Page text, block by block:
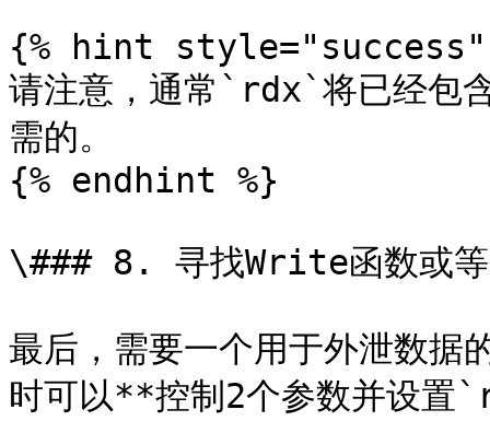
{% hint style="success"
请注意，通常`rdx`将已经包
需的。
{% endhint %}
\### 8. 寻找Write函数或等
最后，需要一个用于外泄数
时可以**控制2个参数并设